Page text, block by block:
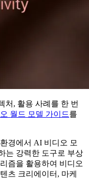
처, 활용 사례를 한 번
월드 모델 가이드를
경에서 AI 비디오 모
는 강력한 도구로 부상
즘을 활용하여 비디오
츠 크리에이터, 마케